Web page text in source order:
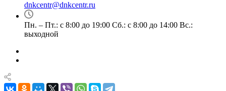
dnkcentr@dnkcentr.ru
Пн. – Пт.: с 8:00 до 19:00 Сб.: с 8:00 до 14:00 Вс.:
выходной